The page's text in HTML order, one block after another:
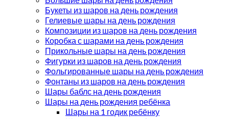
Букеты из шаров на день рождения
Гелиевые шары на день рождения
Композиции из шаров на день рождения
Коробка с шарами на день рождения
Прикольные шары на день рождения
Фигурки из шаров на день рождения
Фольгированные шары на день рождения
Фонтаны из шаров на день рождения
Шары баблс на день рождения
Шары на день рождения ребёнка
Шары на 1 годик ребёнку